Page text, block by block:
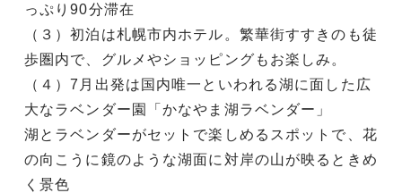
っぷり90分滞在
（３）初泊は札幌市内ホテル。繁華街すすきのも徒
歩圏内で、グルメやショッピングもお楽しみ。
（４）7月出発は国内唯一といわれる湖に面した広
大なラベンダー園「かなやま湖ラベンダー」
湖とラベンダーがセットで楽しめるスポットで、花
の向こうに鏡のような湖面に対岸の山が映るときめ
く景色